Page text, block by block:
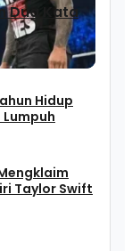
Dua Kata
Hidup
Taylor Swift